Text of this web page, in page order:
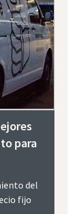
para
del
fijo